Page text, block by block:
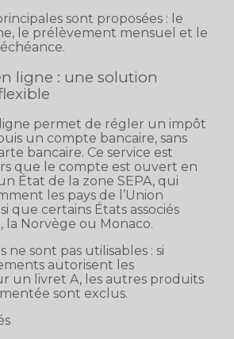
sont proposées : le
le prélèvement mensuel et le
ligne : une solution
permet de régler un impôt
un compte bancaire, sans
bancaire. Ce service est
que le compte est ouvert en
État de la zone SEPA, qui
les pays de l’Union
que certains États associés
la Norvège ou Monaco.
ne sont pas utilisables : si
autorisent les
un livret A, les autres produits
sont exclus.